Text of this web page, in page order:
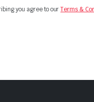
you agree to ourTerms &